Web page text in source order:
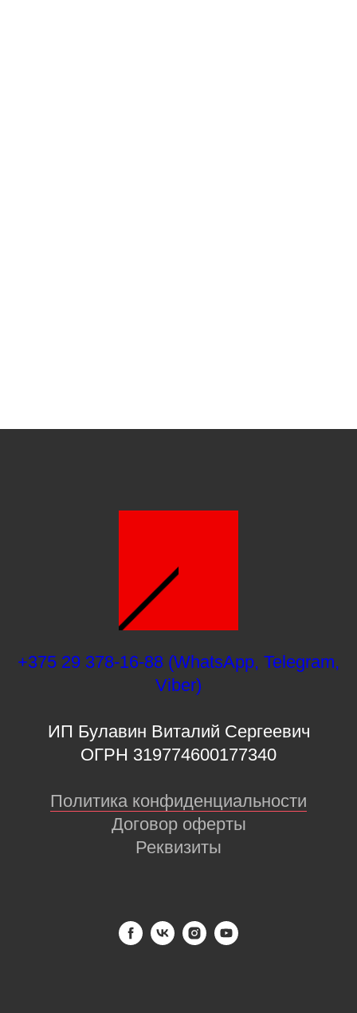
+375 29 378-16-88 (WhatsApp, Telegram,
Viber)
ИП Булавин Виталий Сергеевич
ОГРН 319774600177340
Политика конфиденциальности
Договор оферты
Реквизиты